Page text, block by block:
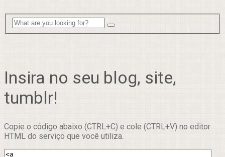
Insira no seu blog, site,
tumblr!
Copie o código abaixo (CTRL+C) e cole (CTRL+V) no editor
HTML do serviço que você utiliza.